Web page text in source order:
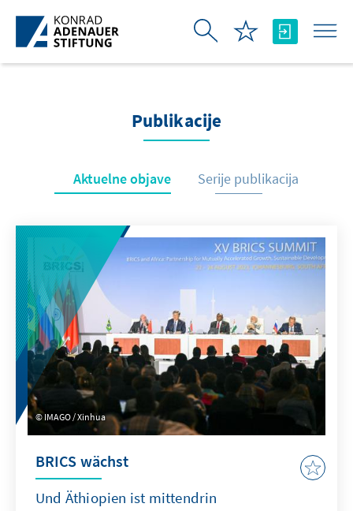
Skip to Main Content
Publikacije
Aktuelne objave Serije publikacija
IMAGO / Xinhua
BRICS wächst
Und Äthiopien ist mittendrin